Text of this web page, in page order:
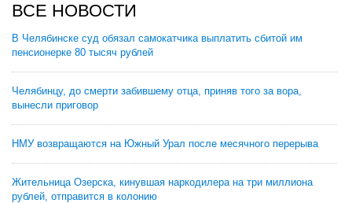
ВСЕ НОВОСТИ
В Челябинске суд обязал самокатчика выплатить сбитой им
пенсионерке 80 тысяч рублей
Челябинцу, до смерти забившему отца, приняв того за вора,
вынесли приговор
НМУ возвращаются на Южный Урал после месячного перерыва
Жительница Озерска, кинувшая наркодилера на три миллиона
рублей, отправится в колонию